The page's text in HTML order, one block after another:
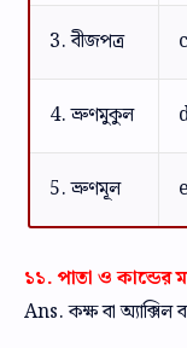
3. বীজপত্র
4. ভ্রুণমুকুল
5. ভ্রুণমূল
১১. পাতা ও কান্ডের
Ans. কক্ষ বা অ্যাক্সিল